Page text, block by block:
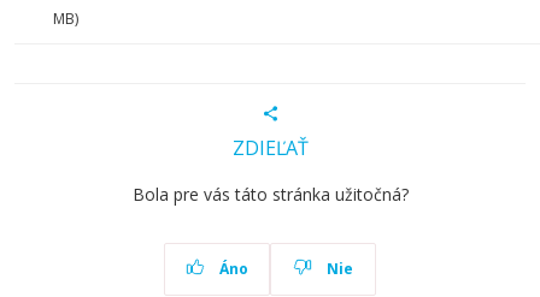
MB)
ZDIEĽAŤ
Bola pre vás táto stránka užitočná?
Áno Nie